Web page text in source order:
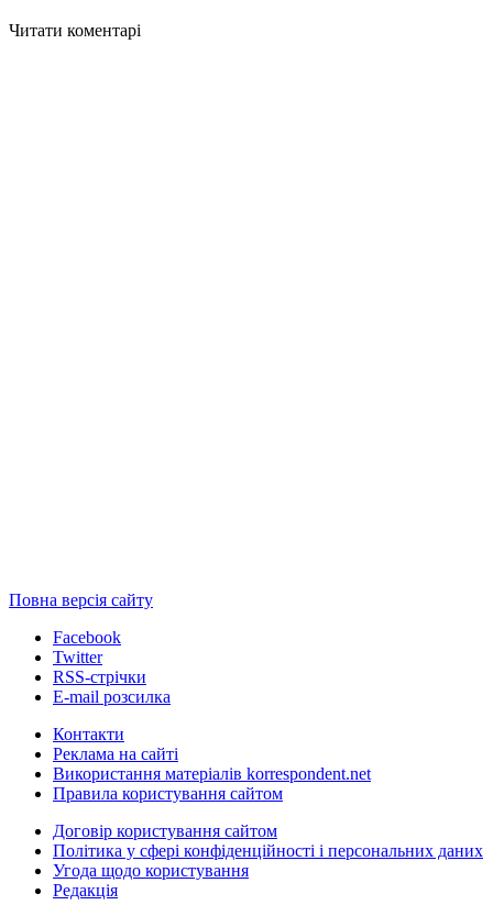
Читати коментарі
Повна версія сайту
Facebook
Twitter
RSS-стрічки
E-mail розсилка
Контакти
Реклама на сайті
Використання матеріалів korrespondent.net
Правила користування сайтом
Договір користування сайтом
Політика у сфері конфіденційності і персональних даних
Угода щодо користування
Редакція